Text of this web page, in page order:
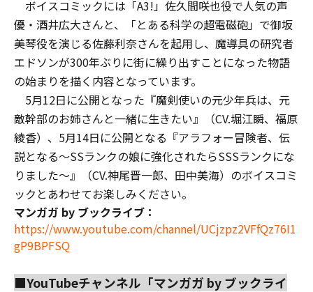
ボイスコミックには「A3!」佐久間咲也役で人気の声
優・酒井広大さんと、「とある科学の超電磁砲」で御坂
美琴役を演じる佐藤利奈さんを起用し、魔導具の研究者
エドソンが300年ぶりに街に繰り出すことになった物語
の始まりを描く内容となっています。
5月12日に公開となった『魔剣使いの元少年兵は、元
敵幹部のお姉さんと一緒に生きたい』（CV.堀江瞬、福原
綾香）、5月14日に公開となる『アラフォー冒険者、伝
説となる～SSランクの娘に強化されたらSSSランクにな
りました～』（CV.神尾晋一郎、田中美海）のボイスコミ
ックとあわせてお楽しみください。
マンガガ by ブックライブ：
https://www.youtube.com/channel/UCjzpz2VFfQz76I1
gP9BPFSQ
■YouTubeチャンネル「マンガガ by ブックライ